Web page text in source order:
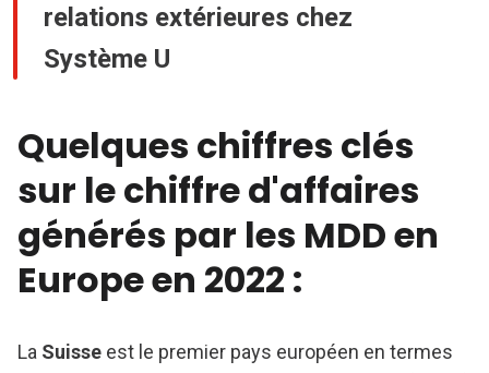
relations extérieures chez
Système U
Quelques chiffres clés
sur le chiffre d'affaires
générés par les MDD en
Europe en 2022 :
La Suisse est le premier pays européen en termes